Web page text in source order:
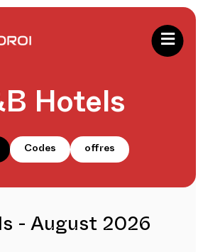
Hotels
Codes offres
- August 2026